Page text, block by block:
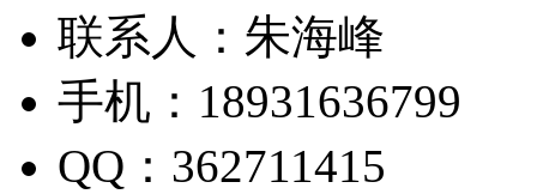
联系人：朱海峰
手机：18931636799
QQ：362711415